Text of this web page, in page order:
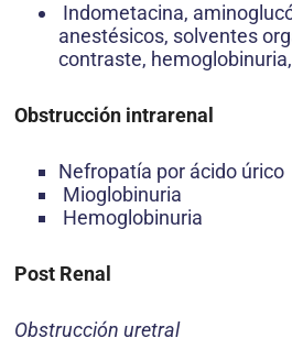
Indometacina,
anestésicos, solventes
contraste,
Obstrucción intrarenal
Nefropatía por ácido úrico
Mioglobinuria
Hemoglobinuria
Post Renal
Obstrucción uretral